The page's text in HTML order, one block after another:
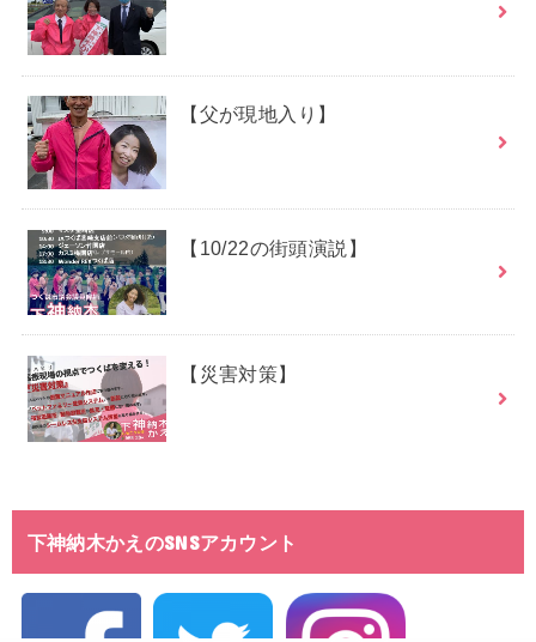
【父が現地入り】
【10/22の街頭演説】
【災害対策】
下神納木かえのSNSアカウント